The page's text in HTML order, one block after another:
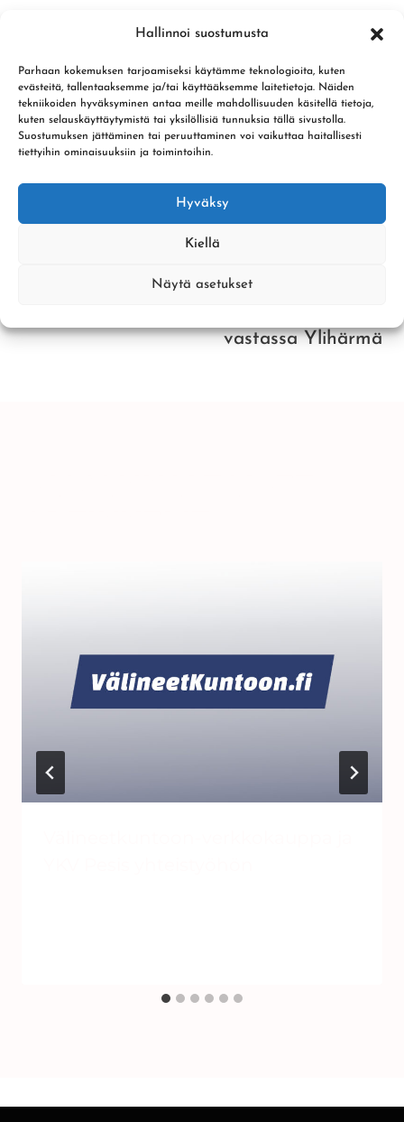
Hallinnoi suostumusta
Parhaan kokemuksen tarjoamiseksi käytämme teknologioita, kuten
evästeitä, tallentaaksemme ja/tai käyttääksemme laitetietoja. Näiden
tekniikoiden hyväksyminen antaa meille mahdollisuuden käsitellä tietoja,
kuten selauskäyttäytymistä tai yksilöllisiä tunnuksia tällä sivustolla.
Suostumuksen jättäminen tai peruuttaminen voi vaikuttaa haitallisesti
tiettyihin ominaisuuksiin ja toimintoihin.
Hyväksy
Kiellä
Näytä asetukset
Tulevina viikkoina haastammekin kaikki
kannustamaan YK-V:n naiset kohti
Suomensarjaa!
ARTIKKELIEN
SELAUS
EDELLINEN
YKV Pesiksen
SEURAAVA
Naisten
vastassa Ylihärmä